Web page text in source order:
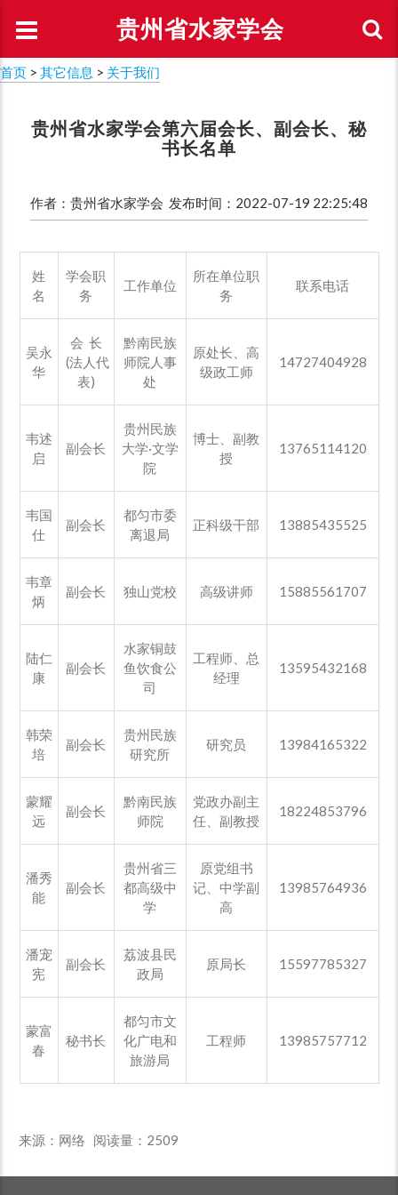
贵州省水家学会
首页 > 其它信息 > 关于我们
贵州省水家学会第六届会长、副会长、秘
书长名单
作者：贵州省水家学会 发布时间：2022-07-19 22:25:48
姓
名
学会职
务
工作单位
所在单位职
务
联系电话
吴永
华
会 长
(法人代
表)
黔南民族
师院人事
处
原处长、高
级政工师
14727404928
韦述
启
副会长
贵州民族
大学·文学
院
博士、副教
授
13765114120
韦国
仕
副会长
都匀市委
离退局
正科级干部 13885435525
韦章
炳
副会长 独山党校 高级讲师 15885561707
陆仁
康
副会长
水家铜鼓
鱼饮食公
司
工程师、总
经理
13595432168
韩荣
培
副会长
贵州民族
研究所
研究员 13984165322
蒙耀
远
副会长
黔南民族
师院
党政办副主
任、副教授
18224853796
潘秀
能
副会长
贵州省三
都高级中
学
原党组书
记、中学副
高
13985764936
潘宠
宪
副会长
荔波县民
政局
原局长 15597785327
蒙富
春
秘书长
都匀市文
化广电和
旅游局
工程师 13985757712
来源：网络 阅读量： 2509